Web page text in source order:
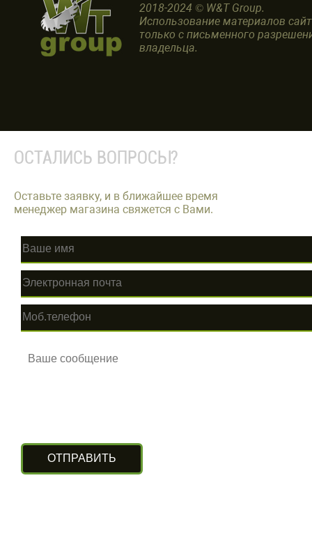
2018-2024 © W&T Group.
Использование материалов
только с письменного
владельца.
ОСТАЛИСЬ ВОПРОСЫ?
Оставьте заявку, и в ближайшее время
менеджер магазина свяжется с Вами.